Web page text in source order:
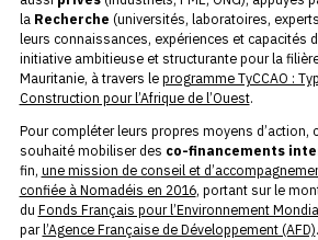
la Recherche (universités, laboratoires,
leurs connaissances, expériences et capacités
initiative ambitieuse et structurante pour la
Mauritanie, à travers leprogramme TyCCAO :
Construction pour l’Afrique de l’Ouest.
Pour compléter leurs propres moyens d’action,
souhaité mobiliser des co-financements
fin, une mission de conseil et
confiée à Nomadéis en 2016, portant sur le
du Fonds Français pour l’Environnement
parl’Agence Française de Développement (AFD).